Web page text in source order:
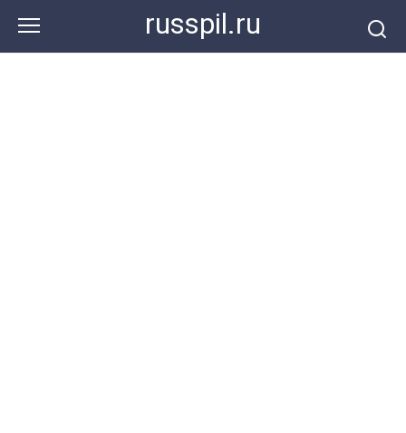
контенту
russpil.ru